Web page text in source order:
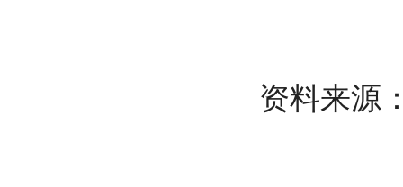
资料来源：